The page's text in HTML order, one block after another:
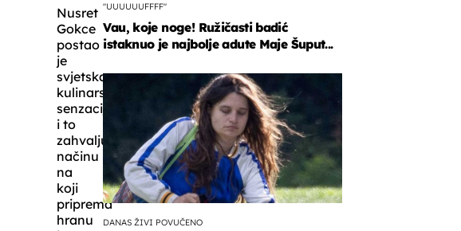
Nusret
Gokce
postao
je
svjetska
kulinarska
senzacija
i to
zahvaljujući
načinu
na
koji
priprema
hranu
"UUUUUUFFFF"
Vau, koje noge! Ružičasti badić
istaknuo je najbolje adute Maje Šuput...
DANAS ŽIVI POVUČENO